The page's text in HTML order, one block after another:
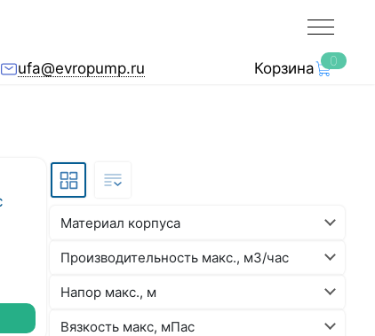
ufa@evropump.ru Корзина 0
Материал корпуса
Производительность макс., м3/час
Напор макс., м
Вязкость макс, мПас